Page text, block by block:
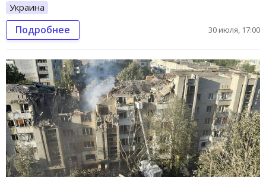
Украина
Подробнее 30 июля, 17:00